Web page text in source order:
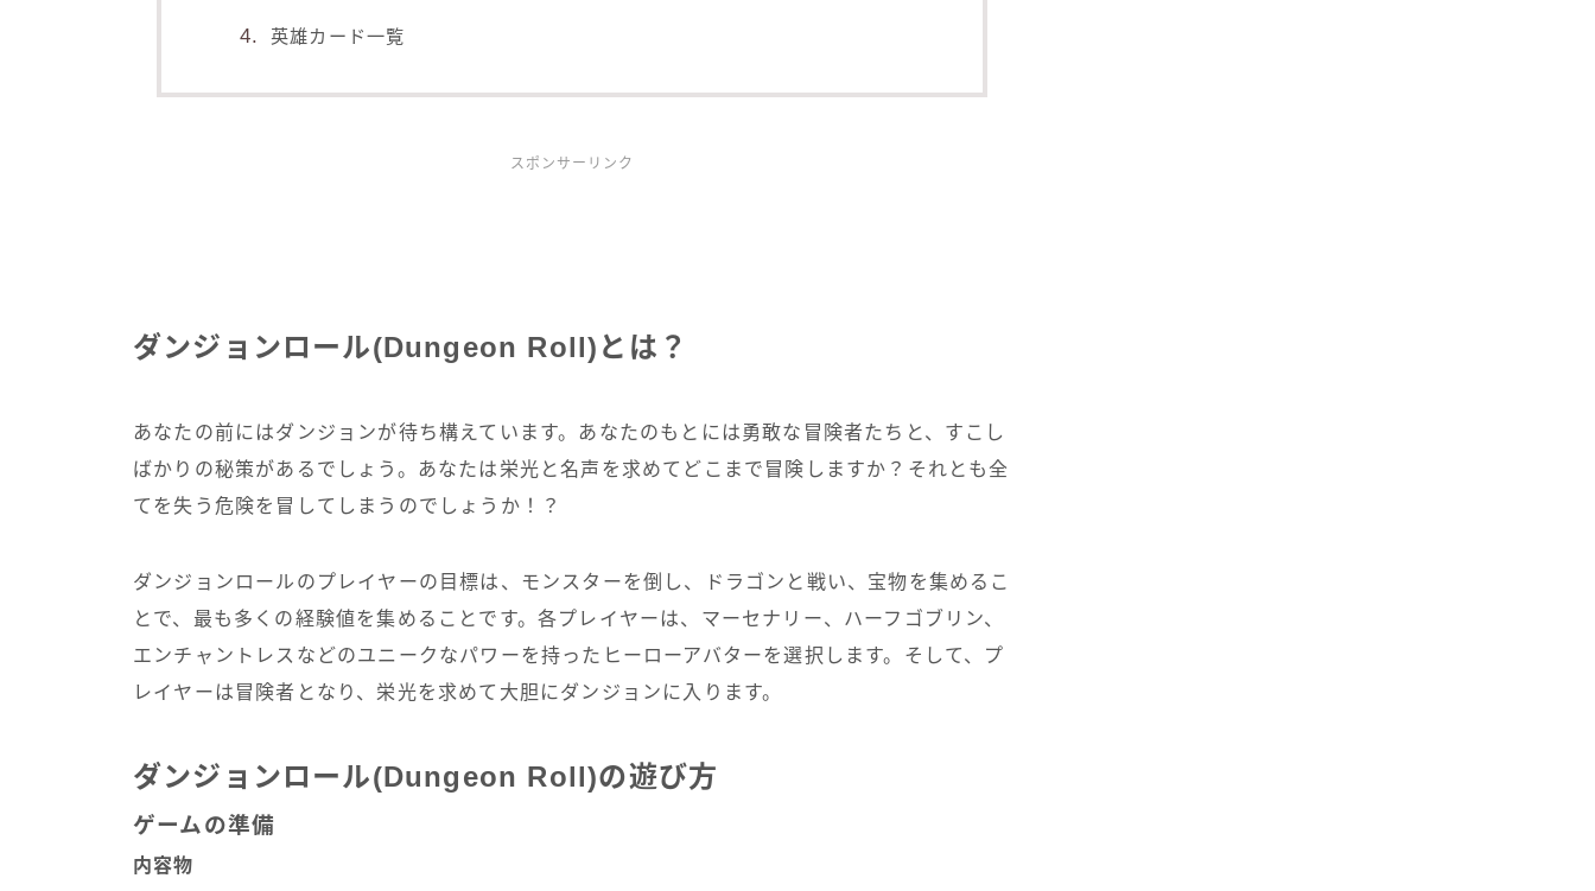
英雄カード一覧
スポンサーリンク
ダンジョンロール(Dungeon Roll)とは？
あなたの前にはダンジョンが待ち構えています。あなたのもとには勇敢な冒険者たちと、すこし
ばかりの秘策があるでしょう。あなたは栄光と名声を求めてどこまで冒険しますか？それとも全
てを失う危険を冒してしまうのでしょうか！？
ダンジョンロールのプレイヤーの目標は、モンスターを倒し、ドラゴンと戦い、宝物を集めるこ
とで、最も多くの経験値を集めることです。各プレイヤーは、マーセナリー、ハーフゴブリン、
エンチャントレスなどのユニークなパワーを持ったヒーローアバターを選択します。そして、プ
レイヤーは冒険者となり、栄光を求めて大胆にダンジョンに入ります。
ダンジョンロール(Dungeon Roll)の遊び方
ゲームの準備
内容物